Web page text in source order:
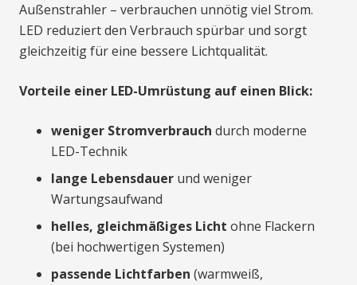
Außenstrahler – verbrauchen unnötig viel Strom.
LED reduziert den Verbrauch spürbar und sorgt
gleichzeitig für eine bessere Lichtqualität.
Vorteile einer LED-Umrüstung auf einen Blick:
weniger Stromverbrauch durch moderne
LED-Technik
lange Lebensdauer und weniger
Wartungsaufwand
helles, gleichmäßiges Licht ohne Flackern
(bei hochwertigen Systemen)
passende Lichtfarben (warmweiß,